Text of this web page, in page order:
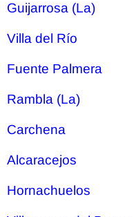
Guijarrosa (La)
Villa del Río
Fuente Palmera
Rambla (La)
Carchena
Alcaracejos
Hornachuelos